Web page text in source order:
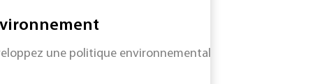
une politique environnementale efficace tout en